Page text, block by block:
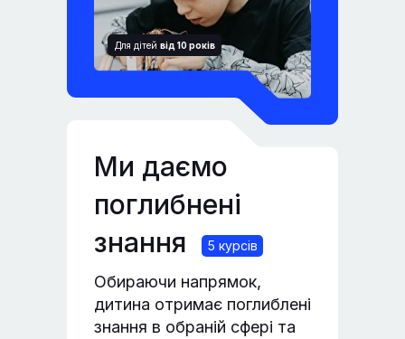
Для дітей від 10 років
Ми даємо
поглибнені
знання
Обираючи напрямок,
дитина отримає поглиблені
знання в обраній сфері та
5 курсів